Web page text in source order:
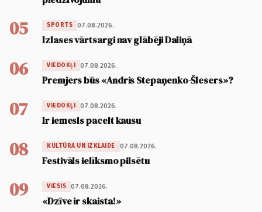
05 SPORTS 07.08.2026.
Izlases vārtsargi nav glābēji Daliņā
06 VIEDOKĻI 07.08.2026.
Premjers būs «Andris Stepaņenko-Šlesers»?
07 VIEDOKĻI 07.08.2026.
Ir iemesls pacelt kausu
08 KULTŪRA UN IZKLAIDE 07.08.2026.
Festivāls ielīksmo pilsētu
09 VIESIS 07.08.2026.
«Dzīve ir skaista!»